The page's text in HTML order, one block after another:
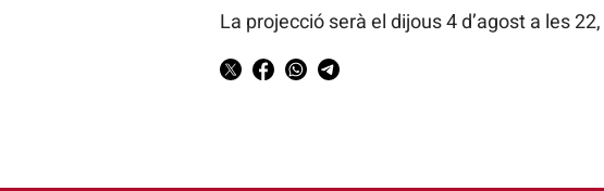
La projecció serà el dijous 4 d’agost a les